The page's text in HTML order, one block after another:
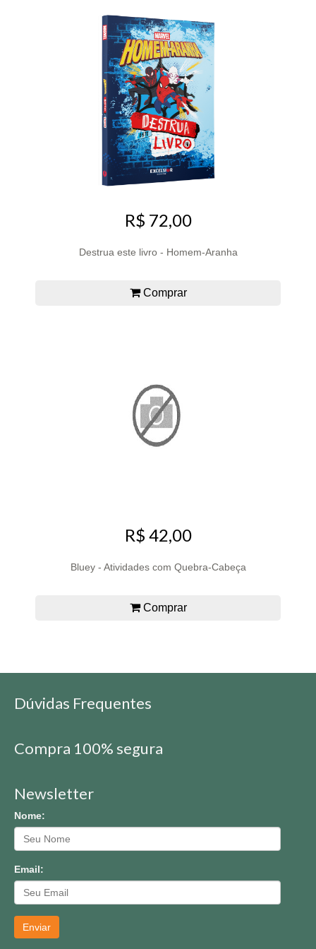
R$ 72,00
Destrua este livro - Homem-Aranha
Comprar
R$ 42,00
Bluey - Atividades com Quebra-Cabeça
Comprar
Dúvidas Frequentes
Compra 100% segura
Newsletter
Nome:
Email:
Enviar